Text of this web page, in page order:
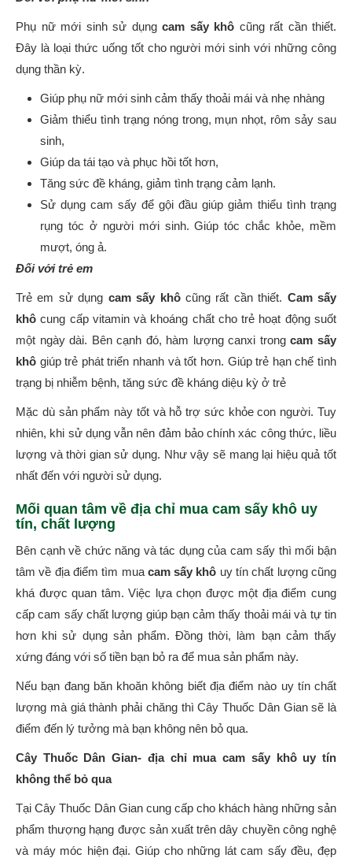
Phụ nữ mới sinh sử dụng cam sấy khô cũng rất cần thiết.
Đây là loại thức uống tốt cho người mới sinh với những công
dụng thần kỳ.
Giúp phụ nữ mới sinh cảm thấy thoải mái và nhẹ nhàng
Giảm thiểu tình trạng nóng trong, mụn nhọt, rôm sảy sau
sinh,
Giúp da tái tạo và phục hồi tốt hơn,
Tăng sức đề kháng, giảm tình trạng cảm lạnh.
Sử dụng cam sấy để gội đầu giúp giảm thiểu tình trạng
rụng tóc ở người mới sinh. Giúp tóc chắc khỏe, mềm
mượt, óng ả.
Đối với trẻ em
Trẻ em sử dụng cam sấy khôcũng rất cần thiết. Cam sấy
khô cung cấp vitamin và khoáng chất cho trẻ hoạt động suốt
một ngày dài. Bên cạnh đó, hàm lượng canxi trongcam sấy
khô giúp trẻ phát triển nhanh và tốt hơn. Giúp trẻ hạn chế tình
trạng bị nhiễm bệnh, tăng sức đề kháng diệu kỳ ở trẻ
Mặc dù sản phẩm này tốt và hỗ trợ sức khỏe con người. Tuy
nhiên, khi sử dụng vẫn nên đảm bảo chính xác công thức, liều
lượng và thời gian sử dụng. Như vậy sẽ mang lại hiệu quả tốt
nhất đến với người sử dụng.
Mối quan tâm về địa chỉ mua cam sấy khô uy
tín, chất lượng
Bên cạnh về chức năng và tác dụng của cam sấy thì mối bận
tâm về địa điểm tìm mua cam sấy khô uy tín chất lượng cũng
khá được quan tâm. Việc lựa chọn được một địa điểm cung
cấp cam sấy chất lượng giúp bạn cảm thấy thoải mái và tự tin
hơn khi sử dụng sản phẩm. Đồng thời, làm bạn cảm thấy
xứng đáng với số tiền bạn bỏ ra để mua sản phẩm này.
Nếu bạn đang băn khoăn không biết địa điểm nào uy tín chất
lượng mà giá thành phải chăng thì Cây Thuốc Dân Gian sẽ là
điểm đến lý tưởng mà bạn không nên bỏ qua.
Cây Thuốc Dân Gian- địa chỉ mua cam sấy khô uy tín
không thể bỏ qua
Tại Cây Thuốc Dân Gian cung cấp cho khách hàng những sản
phẩm thượng hạng được sản xuất trên dây chuyền công nghệ
và máy móc hiện đại. Giúp cho những lát cam sấy đều, đẹp